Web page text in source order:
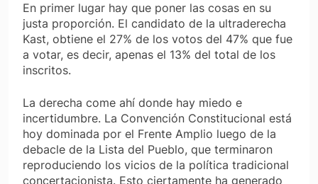
En primer lugar hay que poner las cosas en su
justa proporción. El candidato de la ultraderecha
Kast, obtiene el 27% de los votos del 47% que fue
a votar, es decir, apenas el 13% del total de los
inscritos.
La derecha come ahí donde hay miedo e
incertidumbre. La Convención Constitucional está
hoy dominada por el Frente Amplio luego de la
debacle de la Lista del Pueblo, que terminaron
reproduciendo los vicios de la política tradicional
concertacionista. Esto ciertamente ha generado